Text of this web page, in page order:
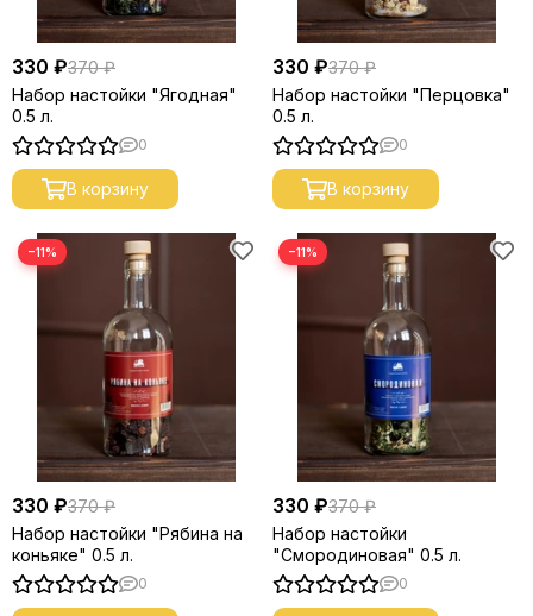
330 ₽370 ₽
Набор настойки "Ягодная"
0.5 л.
0
В корзину
330 ₽370 ₽
Набор настойки "Перцовка"
0.5 л.
0
В корзину
−11%
330 ₽370 ₽
Набор настойки "Рябина на
коньяке" 0.5 л.
0
−11%
330 ₽370 ₽
Набор настойки
"Смородиновая" 0.5 л.
0